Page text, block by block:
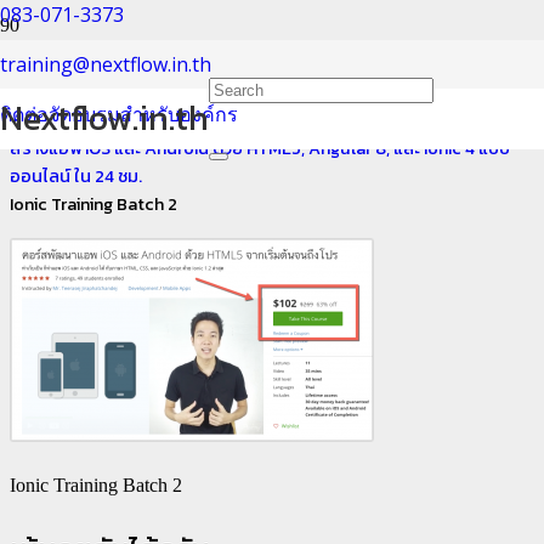
083-071-3373
training@nextflow.in.th
ติดต่อจัดอบรมสำหรับองค์กร
Nextflow.in.th
Ionic Training Batch 2
Home
สร้างแอพ iOS และ Android ด้วย HTML5, Angular 8, และ Ionic 4 แบบ
ออนไลน์ ใน 24 ชม.
Ionic Training Batch 2
Ionic Training Batch 2